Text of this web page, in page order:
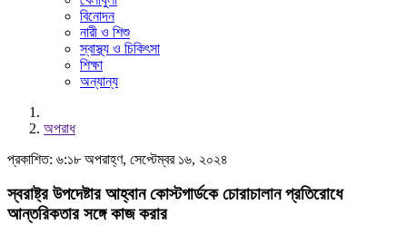
বিনোদন
নারী ও শিশু
স্বাস্থ্য ও চিকিৎসা
শিক্ষা
অন্যান্য
অপরাধ
প্রকাশিত: ৬:১৮ অপরাহ্ণ, সেপ্টেম্বর ১৬, ২০২৪
স্বরাষ্ট্র উপদেষ্টার আহ্বান কোস্টগার্ডকে চোরাচালান প্রতিরোধে
আন্তরিকতার সঙ্গে কাজ করার